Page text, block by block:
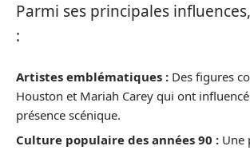
Parmi ses principales
:
Artistes emblématiques : Des figures
Houston et Mariah Carey qui ont
présence scénique.
Culture populaire des années 90 : Une